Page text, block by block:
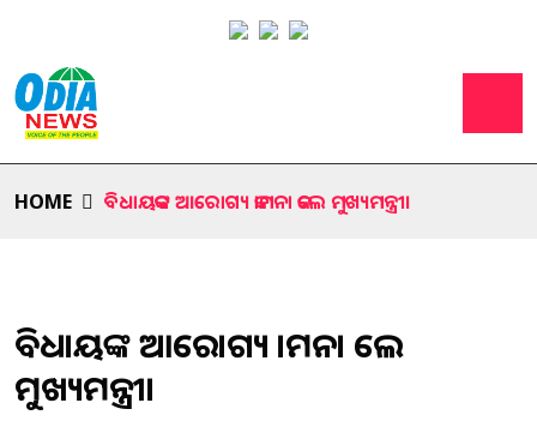
HOME ବିଧାୟକଙ୍କ ଆରୋଗ୍ୟ କାମନା କଲେ ମୁଖ୍ୟମନ୍ତ୍ରୀ।
ବିଧାୟକଙ୍କ ଆରୋଗ୍ୟ କାମନା କଲେ
ମୁଖ୍ୟମନ୍ତ୍ରୀ।